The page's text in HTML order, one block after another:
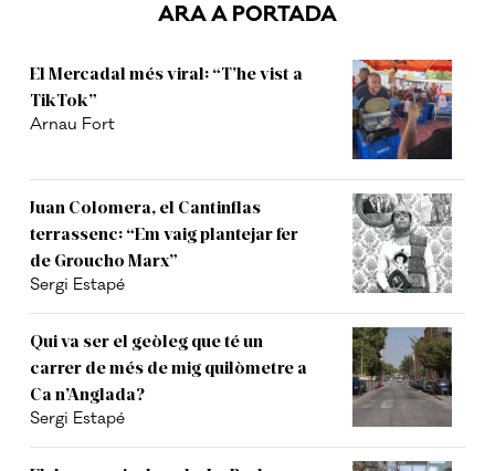
ARA A PORTADA
El Mercadal més viral: “T’he vist a
TikTok”
Arnau Fort
Juan Colomera, el Cantinflas
terrassenc: “Em vaig plantejar fer
de Groucho Marx”
Sergi Estapé
Qui va ser el geòleg que té un
carrer de més de mig quilòmetre a
Ca n’Anglada?
Sergi Estapé